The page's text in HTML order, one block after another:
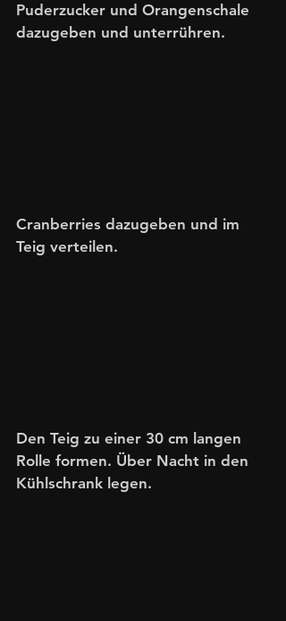
Puderzucker und Orangenschale
dazugeben und unterrühren.
Cranberries dazugeben und im
Teig verteilen.
Den Teig zu einer 30 cm langen
Rolle formen. Über Nacht in den
Kühlschrank legen.